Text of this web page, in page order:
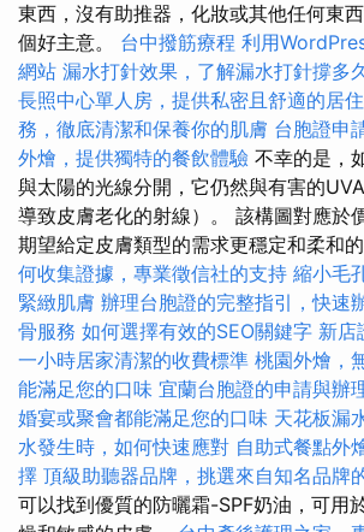
東西，沒有助推器，化妝或其他任何東
個好主意。 台中撥筋療程 利用
網站 漏水打針效果，了解漏水打針撐多
長照中心單人房，提供私密且舒適的居
務，徹底清潔和保養你的肌膚 台胞證申
外燴，提供獨特的餐飲體驗 不幸的是，
與太陽的光線分開，它仍然與有害的
導致皮膚老化的射線）。 該構圖對應於
期望給定皮膚類型的需求更穩定和柔和的
何收集證據，專業徵信社的支持 縮小毛
緊緻肌膚 辦理台胞證的完整指引，快速
骨服務 如何選擇有效的SEO關鍵字 新店
一小時居家清潔的收費標準 桃園外燴，
能滿足您的口味 宜蘭台胞證的申請與辦
婚宴或聚會都能滿足您的口味 天花板漏
水發生時，如何快速應對 自助式餐點外
擇 頂級助聽器品牌，挑選來自知名品牌
可以找到優質的防曬霜-SPF奶油，可用